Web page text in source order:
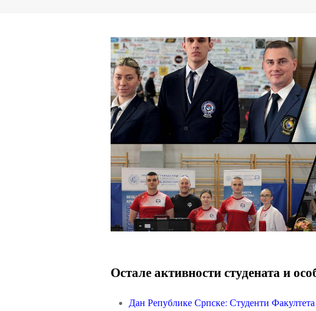
Остале активности студената и
Дан Републике Српске: Студенти